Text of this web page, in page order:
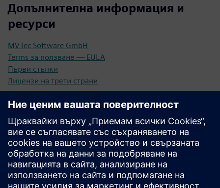
Допълнителна информация и
ресурси
MVTec Software GmbH
Terms за ползване — EULA
Първи стъпки
Лицензи на трети страни
Предпоставки
Индустриално крайно устройство (съвместимо с
Siemens Industrial Edge)
Компютърна работна станция, базирана на Windows, с
MVtec MERLIC
Индустриална камера, подходяща за вашето
приложение